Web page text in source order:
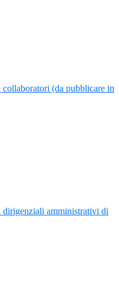
collaboratori (da pubblicare in
amministrativi di